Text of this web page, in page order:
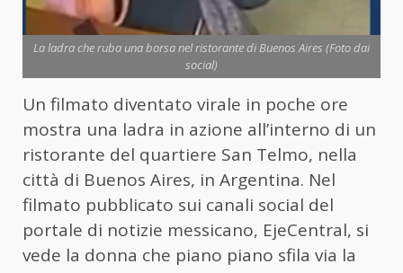
La ladra che ruba una borsa nel ristorante di Buenos Aires (Foto dai
social)
Un filmato diventato virale in poche ore
mostra una ladra in azione all’interno di un
ristorante del quartiere San Telmo, nella
città di Buenos Aires, in Argentina. Nel
filmato pubblicato sui canali social del
portale di notizie messicano, EjeCentral, si
vede la donna che piano piano sfila via la